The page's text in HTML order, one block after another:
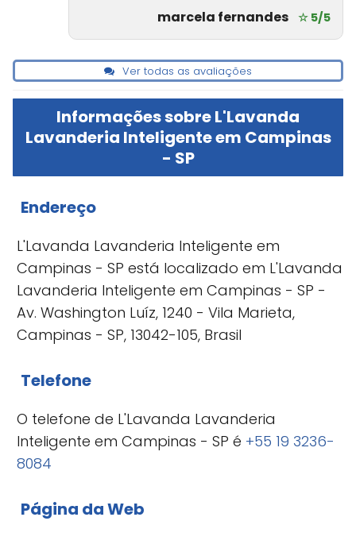
marcela fernandes ☆ 5/5
Ver todas as avaliações
Informações sobre L'Lavanda
Lavanderia Inteligente em Campinas
- SP
Endereço
L'Lavanda Lavanderia Inteligente em
Campinas - SP está localizado em L'Lavanda
Lavanderia Inteligente em Campinas - SP -
Av. Washington Luíz, 1240 - Vila Marieta,
Campinas - SP, 13042-105, Brasil
Telefone
O telefone de L'Lavanda Lavanderia
Inteligente em Campinas - SP é +55 19 3236-
8084
Página da Web